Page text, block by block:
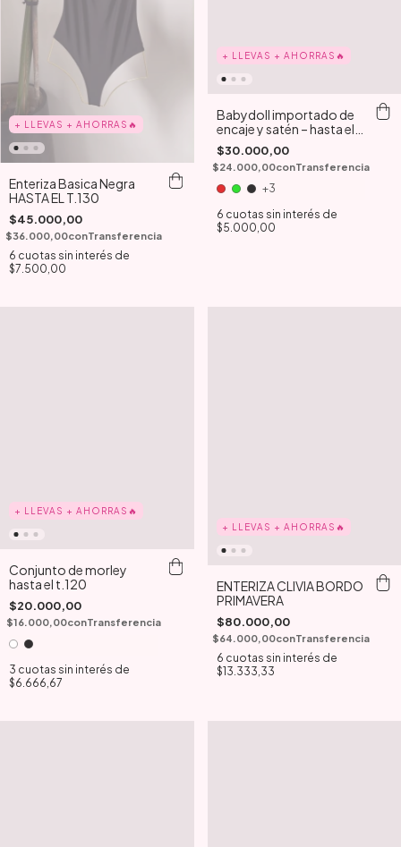
+ LLEVAS + AHORRAS🔥
Enteriza Basica Negra
HASTA EL T.130
$45.000,00
$36.000,00conTransferencia
6 cuotas sin interés de
$7.500,00
+ LLEVAS + AHORRAS🔥
Babydoll importado de
encaje y satén – hasta el
t4xl
$30.000,00
$24.000,00conTransferencia
+3
6 cuotas sin interés de
$5.000,00
+ LLEVAS + AHORRAS🔥
Conjunto de morley
hasta el t.120
$20.000,00
$16.000,00conTransferencia
3 cuotas sin interés de
$6.666,67
+ LLEVAS + AHORRAS🔥
ENTERIZA CLIVIA BORDO
PRIMAVERA
$80.000,00
$64.000,00conTransferencia
6 cuotas sin interés de
$13.333,33